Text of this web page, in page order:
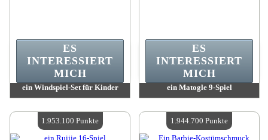
ein Windspiel-Set für Kinder
Verfügbare Menge:4
ES
INTERESSIERT
MICH
ein Matogle 9-Spiel
Verfügbare Menge:4
ES
INTERESSIERT
MICH
1.953.100 Punkte 1.944.700 Punkte